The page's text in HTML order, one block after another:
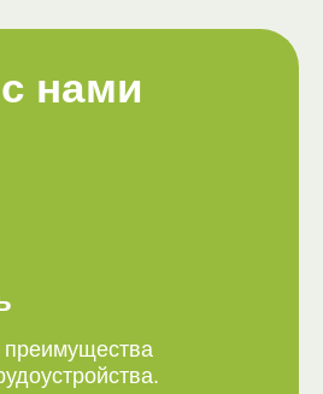
нами
преимущества